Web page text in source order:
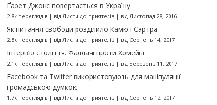
Ґарет Джонс повертається в Україну
2.8k переглядів| від Листи до приятелів| від Листопад 28, 2016
Як питання свободи розділило Камю і Сартра
2.8k переглядів| від Листи до приятелів| від Серпень 14, 2017
Інтерв’ю століття. Фаллачі проти Хомейні
2.1k переглядів| від Листи до приятелів| від Березень 11, 2017
Facebook та Twitter використовують для маніпуляції
громадською думкою
1.7k переглядів| від Листи до приятелів| від Серпень 12, 2017